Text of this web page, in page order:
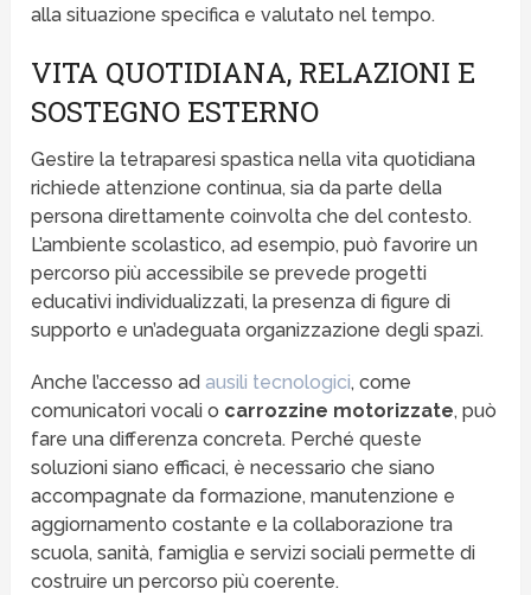
alla situazione specifica e valutato nel tempo.
VITA QUOTIDIANA, RELAZIONI E
SOSTEGNO ESTERNO
Gestire la tetraparesi spastica nella vita quotidiana
richiede attenzione continua, sia da parte della
persona direttamente coinvolta che del contesto.
L’ambiente scolastico, ad esempio, può favorire un
percorso più accessibile se prevede progetti
educativi individualizzati, la presenza di figure di
supporto e un’adeguata organizzazione degli spazi.
Anche l’accesso adausili tecnologici, come
comunicatori vocali o carrozzine motorizzate, può
fare una differenza concreta. Perché queste
soluzioni siano efficaci, è necessario che siano
accompagnate da formazione, manutenzione e
aggiornamento costante e la collaborazione tra
scuola, sanità, famiglia e servizi sociali permette di
costruire un percorso più coerente.